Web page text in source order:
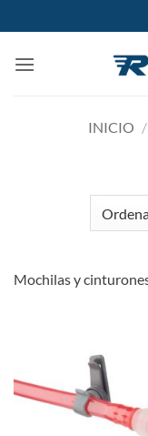
al
contenido
INICIO /
Mochilas y